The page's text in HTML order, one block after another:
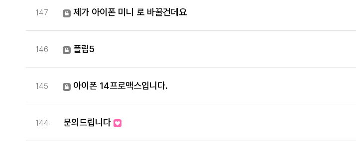
147 제가 아이폰 미니 로 바꿀건데요
146 플립5
145 아이폰 14프로맥스입니다.
144 문의드립니다